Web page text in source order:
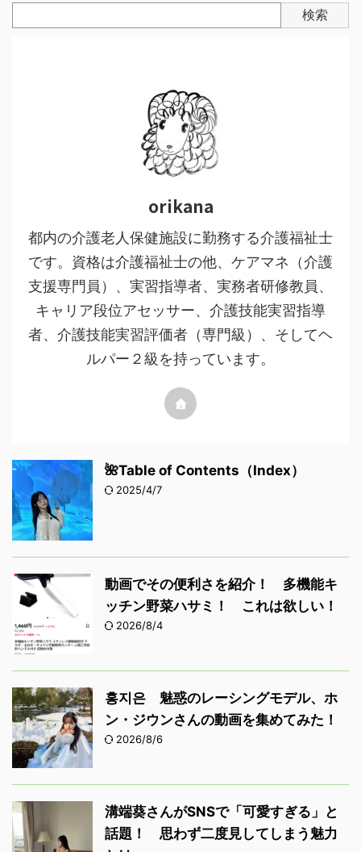
検索
orikana
都内の介護老人保健施設に勤務する介護福祉士
です。資格は介護福祉士の他、ケアマネ（介護
支援専門員）、実習指導者、実務者研修教員、
キャリア段位アセッサー、介護技能実習指導
者、介護技能実習評価者（専門級）、そしてヘ
ルパー２級を持っています。
🌺Table of Contents（Index）
2025/4/7
動画でその便利さを紹介！ 多機能キ
ッチン野菜ハサミ！ これは欲しい！
2026/8/4
홍지은 魅惑のレーシングモデル、ホ
ン・ジウンさんの動画を集めてみた！
2026/8/6
溝端葵さんがSNSで「可愛すぎる」と
話題！ 思わず二度見してしまう魅力